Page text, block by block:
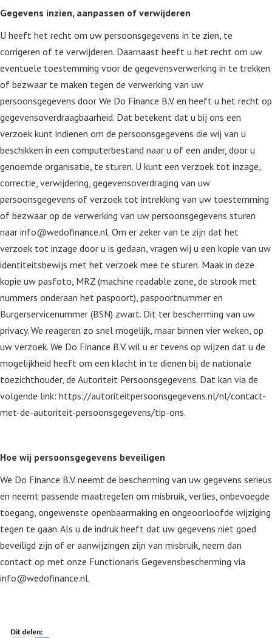
Gegevens inzien, aanpassen of verwijderen
U heeft het recht om uw persoonsgegevens in te zien, te
corrigeren of te verwijderen. Daarnaast heeft u het recht om uw
eventuele toestemming voor de gegevensverwerking in te trekken
of bezwaar te maken tegen de verwerking van uw
persoonsgegevens door We Do Finance B.V. en heeft u het recht op
gegevensoverdraagbaarheid. Dat betekent dat u bij ons een
verzoek kunt indienen om de persoonsgegevens die wij van u
beschikken in een computerbestand naar u of een ander, door u
genoemde organisatie, te sturen. U kunt een verzoek tot inzage,
correctie, verwijdering, gegevensoverdraging van uw
persoonsgegevens of verzoek tot intrekking van uw toestemming
of bezwaar op de verwerking van uw persoonsgegevens sturen
naar info@wedofinance.nl. Om er zeker van te zijn dat het
verzoek tot inzage door u is gedaan, vragen wij u een kopie van uw
identiteitsbewijs met het verzoek mee te sturen. Maak in deze
kopie uw pasfoto, MRZ (machine readable zone, de strook met
nummers onderaan het paspoort), paspoortnummer en
Burgerservicenummer (BSN) zwart. Dit ter bescherming van uw
privacy. We reageren zo snel mogelijk, maar binnen vier weken, op
uw verzoek. We Do Finance B.V. wil u er tevens op wijzen dat u de
mogelijkheid heeft om een klacht in te dienen bij de nationale
toezichthouder, de Autoriteit Persoonsgegevens. Dat kan via de
volgende link: https://autoriteitpersoonsgegevens.nl/nl/contact-
met-de-autoriteit-persoonsgegevens/tip-ons.
Hoe wij persoonsgegevens beveiligen
We Do Finance B.V. neemt de bescherming van uw gegevens serieus
en neemt passende maatregelen om misbruik, verlies, onbevoegde
toegang, ongewenste openbaarmaking en ongeoorloofde wijziging
tegen te gaan. Als u de indruk heeft dat uw gegevens niet goed
beveiligd zijn of er aanwijzingen zijn van misbruik, neem dan
contact op met onze Functionaris Gegevensbescherming via
info@wedofinance.nl.
Dit delen: